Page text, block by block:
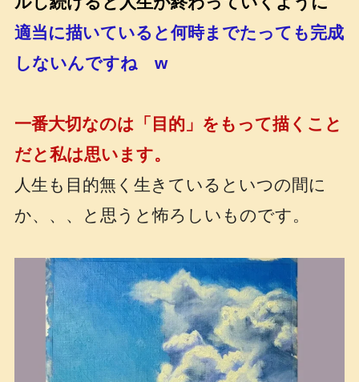
適当に描いていると何時までたっても完成
しないんですね w
一番大切なのは「目的」をもって描くこと
だと私は思います。
人生も目的無く生きているといつの間に
か、、、と思うと怖ろしいものです。